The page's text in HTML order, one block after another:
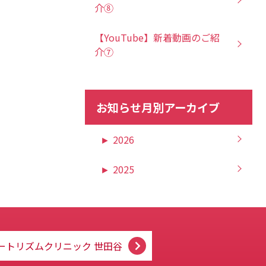
介⑧
【YouTube】新着動画のご紹
介⑦
お知らせ月別アーカイブ
► 2026
► 2025
トリズムクリニック 世田谷